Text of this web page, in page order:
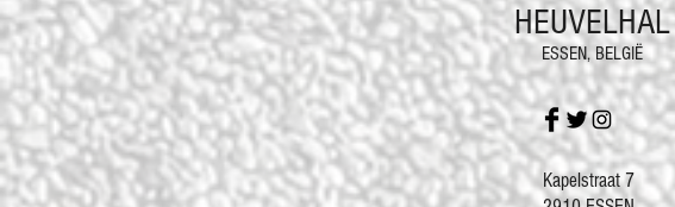
HEUVELHAL
ESSEN, BELGIË
Kapelstraat 7